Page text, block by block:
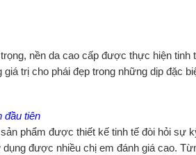
nền da cao cấp được thực hiện tinh
trị cho phái đẹp trong những dịp đặc
đầu tiên
phẩm được thiết kế tinh tế đòi hỏi sự
được nhiều chị em đánh giá cao.